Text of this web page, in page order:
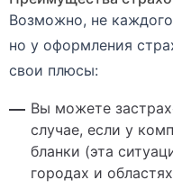
Возможно, не
но у оформления
свои плюсы:
Вы можете
случае, если у
бланки (эта
городах и